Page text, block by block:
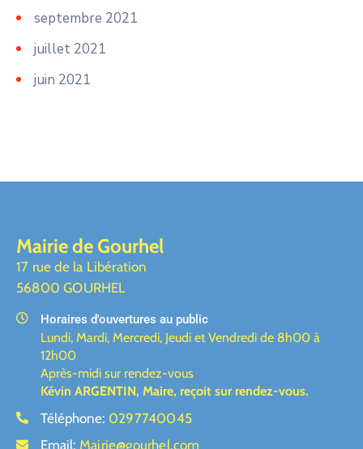
septembre 2021
juillet 2021
juin 2021
Mairie de Gourhel
17 rue de la Libération
56800 GOURHEL
Horaires d'ouvertures au public
Lundi, Mardi, Mercredi, Jeudi et Vendredi de 8h00 à
12h00
Après-midi sur rendez-vous
Kévin ARGENTIN, Maire, reçoit sur rendez-vous.
Téléphone: 0297740045
Email: Mairie@gourhel.com